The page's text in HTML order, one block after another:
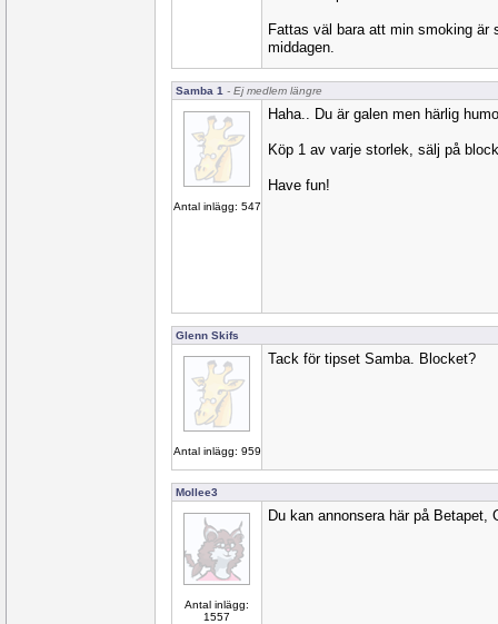
Fattas väl bara att min smoking är
middagen.
Samba 1 - Ej medlem längre
Antal inlägg: 547
Haha.. Du är galen men härlig
Köp 1 av varje storlek, sälj på
Have fun!
Glenn Skifs
Antal inlägg: 959
Tack för tipset Samba. Blocket?
Mollee3
Antal inlägg:
1557
Du kan annonsera här på Betapet,